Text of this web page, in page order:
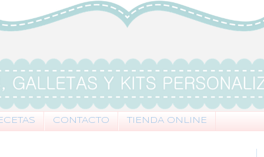
CONTACTO TIENDA ONLINE